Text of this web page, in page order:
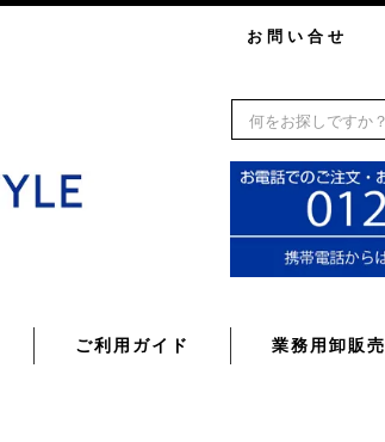
お問い合せ
ご利用ガイド 業務用卸販売